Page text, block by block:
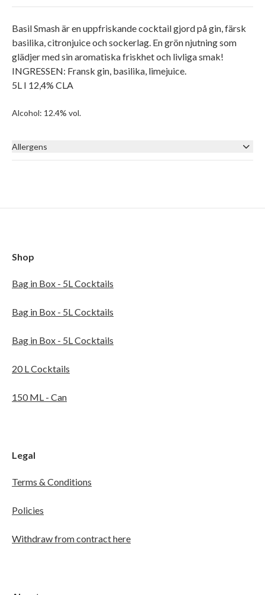
Basil Smash är en uppfriskande cocktail gjord på gin, färsk
basilika, citronjuice och sockerlag. En grön njutning som
glädjer med sin aromatiska friskhet och livliga smak!
INGRESSEN: Fransk gin, basilika, limejuice.
5L I 12,4% CLA
Alcohol: 12.4% vol.
Allergens
Shop
Bag in Box - 5L Cocktails
Bag in Box - 5L Cocktails
Bag in Box - 5L Cocktails
20 L Cocktails
150 ML - Can
Legal
Terms & Conditions
Policies
Withdraw from contract here